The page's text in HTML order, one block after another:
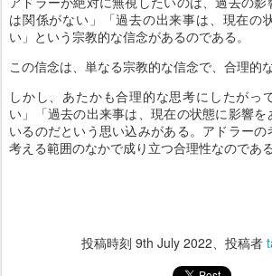
は関係がない」「過去の出来事は、現在の
い」という宗教的な信念があるのである。
この信念は、単なる宗教的な信念で、合理的
しかし、あたかも合理的な思考にしたがっ
い」「過去の出来事は、現在の状態に影響
いるのだという思い込みがある。アドラー
考える範囲のなかで成り立つ合理性なのである
投稿時刻 9th July 2022、投稿者